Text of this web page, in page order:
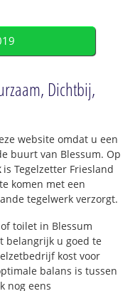
Dichtbij,
website omdat u een
buurt van Blessum. Op
is Tegelzetter Friesland
komen met een
tegelwerk verzorgt.
toilet in Blessum
belangrijk u goed te
kost voor
balans is tussen
nog eens